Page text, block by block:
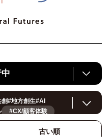
創#地方創生#AI
#CX/顧客体験
方改革
スマートファクトリー
古い順